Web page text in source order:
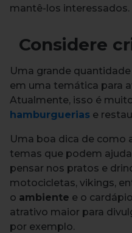
mantê-los interessados.
Considere
Uma grande
em uma temática para
Atualmente, isso é
hamburguerias e
Uma boa dica de como
temas que podem
pensar nos pratos e
motocicletas, vikings,
o ambiente e o
atrativo maior para
por exemplo.